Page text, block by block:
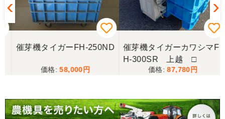
三重県／miraisann
写真と現物が違いすぎる
こちらの、対応も、よく、大変、満足、です。
三重県／谷本勝美
催芽機タイガーFH-250ND
58,000
催芽機タイガーカワシマF
H-300SR 上越 □
87,780